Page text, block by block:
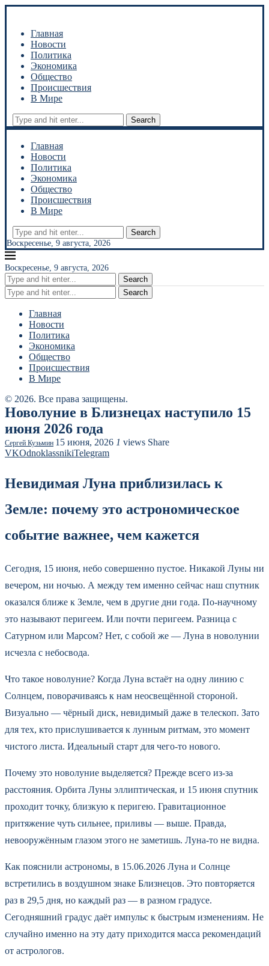
Главная
Новости
Политика
Экономика
Общество
Происшествия
В Мире
Search
Главная
Новости
Политика
Экономика
Общество
Происшествия
В Мире
Search
Воскресенье, 9 августа, 2026
Воскресенье, 9 августа, 2026
Search
Search
Главная
Новости
Политика
Экономика
Общество
Происшествия
В Мире
© 2026. Все права защищены.
Новолуние в Близнецах наступило 15
июня 2026 года
Сергей Кузьмин 15 июня, 2026 1 views Share
VKOdnoklassnikiTelegram
Невидимая Луна приблизилась к
Земле: почему это астрономическое
событие важнее, чем кажется
Сегодня, 15 июня, небо совершенно пустое. Никакой Луны ни
вечером, ни ночью. А между тем именно сейчас наш спутник
оказался ближе к Земле, чем в другие дни года. По-научному
это называют перигеем. Или почти перигеем. Разница с
Сатурном или Марсом? Нет, с собой же — Луна в новолунии
исчезла с небосвода.
Что такое новолуние? Когда Луна встаёт на одну линию с
Солнцем, поворачиваясь к нам неосвещённой стороной.
Визуально — чёрный диск, невидимый даже в телескоп. Зато
для тех, кто прислушивается к лунным ритмам, это момент
чистого листа. Идеальный старт для чего-то нового.
Почему это новолуние выделяется? Прежде всего из-за
расстояния. Орбита Луны эллиптическая, и 15 июня спутник
проходит точку, близкую к перигею. Гравитационное
притяжение чуть сильнее, приливы — выше. Правда,
невооружённым глазом этого не заметишь. Луна-то не видна.
Как пояснили астрономы, в 15.06.2026 Луна и Солнце
встретились в воздушном знаке Близнецов. Это повторяется
раз в 29,5 дня, но каждый раз — в разном градусе.
Сегодняшний градус даёт импульс к быстрым изменениям. Не
случайно именно на эту дату приходится масса рекомендаций
от астрологов.